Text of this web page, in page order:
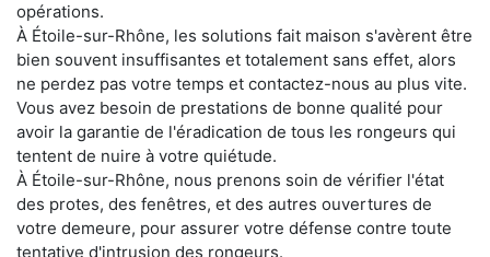
opérations.
À Étoile-sur-Rhône, les solutions fait maison s'avèrent être
bien souvent insuffisantes et totalement sans effet, alors
ne perdez pas votre temps et contactez-nous au plus vite.
Vous avez besoin de prestations de bonne qualité pour
avoir la garantie de l'éradication de tous les rongeurs qui
tentent de nuire à votre quiétude.
À Étoile-sur-Rhône, nous prenons soin de vérifier l'état
des protes, des fenêtres, et des autres ouvertures de
votre demeure, pour assurer votre défense contre toute
tentative d'intrusion des rongeurs.